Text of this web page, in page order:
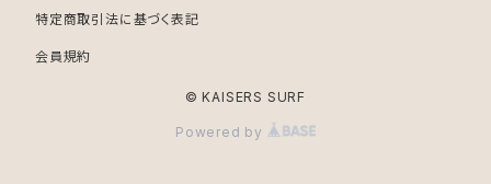
特定商取引法に基づく表記
会員規約
© KAISERS SURF
Powered by